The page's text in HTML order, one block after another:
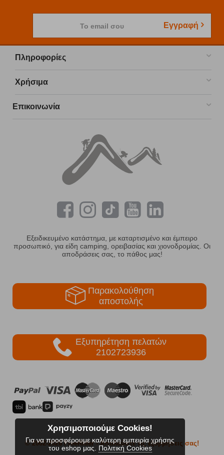
Το email σου Εγγραφή
Πληροφορίες
Χρήσιμα
Επικοινωνία
Εξειδικευμένο κατάστημα, με καταρτισμένο και έμπειρο
προσωπικό, για είδη camping, ορειβασίας και χιονοδρομίας. Οι
αποδράσεις σας, το πάθος μας!
Παρακολούθηση
αποστολής
Εξυπηρέτηση πελατών
2102723936
© 2002-2026 FreeRider- Απολαύστε τις εξορμήσεις σας!
Χρησιμοποιούμε Cookies!
Για να προσφέρουμε καλύτερη εμπειρία χρήσης
του eshop μας. Πολιτική Cookies